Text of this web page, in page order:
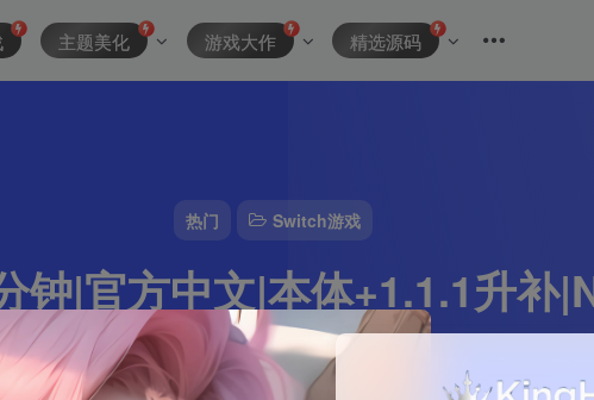
热门 Switch游戏
钟|官方中文|本体+1.1.1升补
2分钟 2024-10-10 资源主理人 该作者已发布15265
主题美化 游戏大作 精选源码